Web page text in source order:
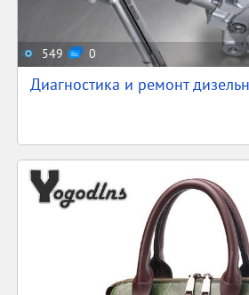
549 0
Диагностика и ремонт